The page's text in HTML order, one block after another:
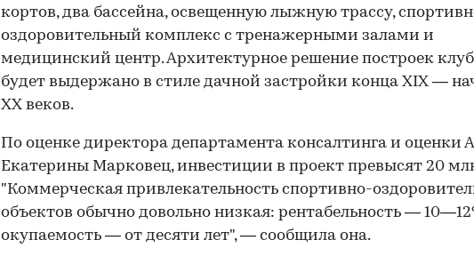
кортов, два бассейна, освещенную лыжную трассу,
оздоровительный комплекс с тренажерными залами и
медицинский центр. Архитектурное решение построек
будет выдержано в стиле дачной застройки конца XIX —
ХХ веков.
По оценке директора департамента консалтинга и оценки
Екатерины Марковец, инвестиции в проект превысят 20
"Коммерческая привлекательность спортивно-
объектов обычно довольно низкая: рентабельность —
окупаемость — от десяти лет", — сообщила она.